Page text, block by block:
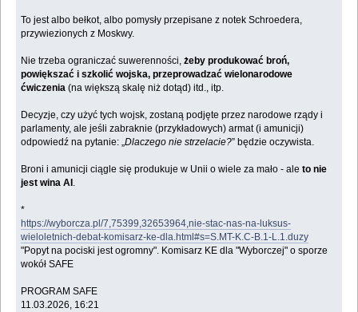
To jest albo bełkot, albo pomysły przepisane z notek Schroedera,
przywiezionych z Moskwy.
Nie trzeba ograniczać suwerenności,żeby produkować broń,
powiększać i szkolić wojska, przeprowadzać wielonarodowe
ćwiczenia (na większą skalę niż dotąd) itd., itp.
Decyzje, czy użyć tych wojsk, zostaną podjęte przez narodowe rządy i
parlamenty, ale jeśli zabraknie (przykładowych) armat (i amunicji)
odpowiedź na pytanie: „Dlaczego nie strzelacie?” będzie oczywista.
Broni i amunicji ciągle się produkuje w Unii o wiele za mało - aleto nie
jest wina AI .
*
https://wyborcza.pl/7,75399,32653964,nie-stac-nas-na-luksus-
wieloletnich-debat-komisarz-ke-dla.html#s=S.MT-K.C-B.1-L.1.duzy
"Popyt na pociski jest ogromny". Komisarz KE dla "Wyborczej" o sporze
wokół SAFE
PROGRAM SAFE
11.03.2026, 16:21